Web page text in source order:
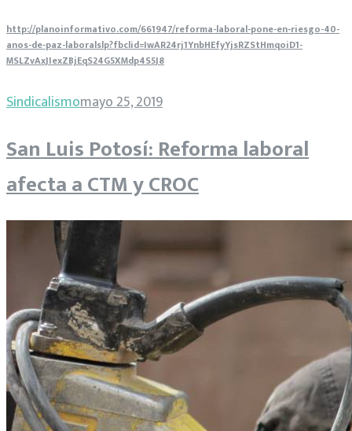
http://planoinformativo.com/661947/reforma-laboral-pone-en-riesgo-40-
anos-de-paz-laboralslp?fbclid=IwAR24rj1YnbHEfyYjsRZStHmqoiD1-
MSLZvAxJIexZBjEqS24G5XMdp4S5J8
Sindicalismomayo 25, 2019
San Luis Potosí: Reforma laboral
afecta a CTM y CROC